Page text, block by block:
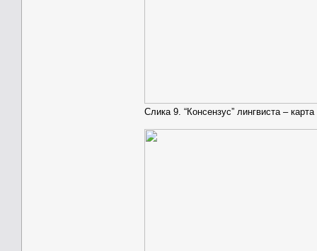
Слика 9. “Консензус” лингвиста –